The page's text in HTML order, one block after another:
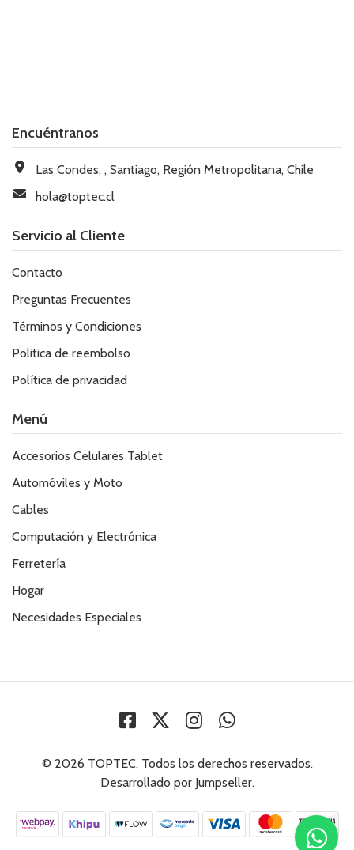
Encuéntranos
Las Condes, , Santiago, Región Metropolitana, Chile
hola@toptec.cl
Servicio al Cliente
Contacto
Preguntas Frecuentes
Términos y Condiciones
Politica de reembolso
Política de privacidad
Menú
Accesorios Celulares Tablet
Automóviles y Moto
Cables
Computación y Electrónica
Ferretería
Hogar
Necesidades Especiales
© 2026 TOPTEC. Todos los derechos reservados.
Desarrollado por Jumpseller.